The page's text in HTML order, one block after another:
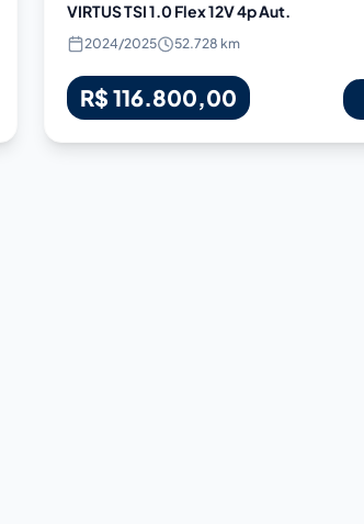
VIRTUS TSI 1.0 Flex 12V 4p Aut.
2024/2025 52.728 km
R$ 116.800,00